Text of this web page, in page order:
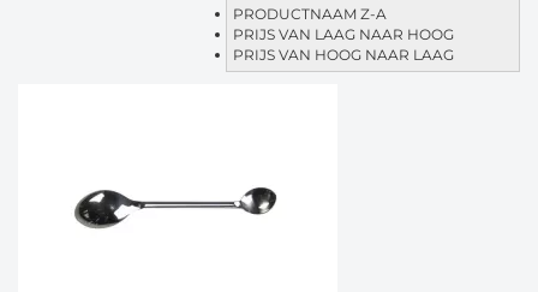
PRODUCTNAAM Z-A
PRIJS VAN LAAG NAAR HOOG
PRIJS VAN HOOG NAAR LAAG